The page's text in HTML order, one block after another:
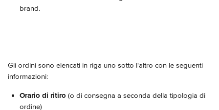
brand.
Gli ordini sono elencati in riga uno sotto l'altro con le seguenti
informazioni:
Orario di ritiro (o di consegna a seconda della tipologia di
ordine)